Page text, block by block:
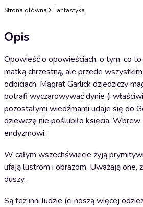
Strona główna Fantastyka
Opis
Opowieść o opowieściach, o tym, co to
matką chrzestną, ale przede wszystkim
odbiciach. Magrat Garlick dziedziczy
potrafi wyczarowywać dynie (i
pozostałymi wiedźmami udaje się do
dziewczę nie poślubiło księcia.
endyzmowi.
W całym wszechświecie żyją
ufają lustrom i obrazom. Uważają one,
duszy.
Są też inni ludzie (ci noszą więcej